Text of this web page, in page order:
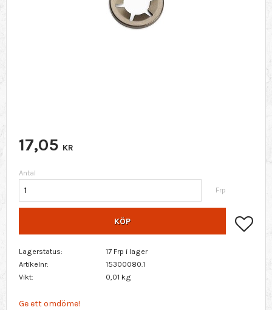
17,05 KR
Antal
Frp
KÖP
Lagerstatus
17 Frp i lager
Artikelnr
15300080.1
Vikt
0,01 kg
Ge ett omdöme!